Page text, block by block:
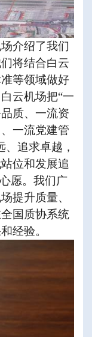
介绍了我们
将结合白云
等领域做好
云机场把“一
质、一流资
一流党建管
追求卓越，
位和发展追
愿。我们广
提升质量、
国质协系统
经验。